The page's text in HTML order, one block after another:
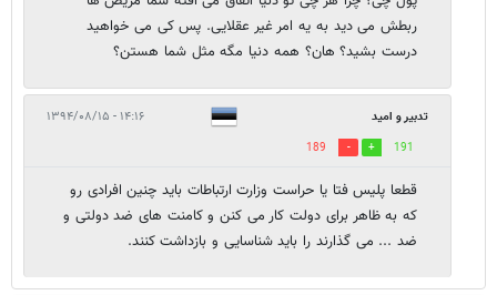
ربطش می دید به یه امر غیر عقلایی. پس کی می خواهید
درست بشید؟ هان؟ همه دنیا مگه مثل شما هستن؟
تدبیر و امید ۱۴:۱۶ - ۱۳۹۴/۰۸/۱۵
191
189
قطعا پلیس فتا یا حراست وزارت ارتباطات باید چنین افرادی رو
که به ظاهر برای دولت کار می کنن و کامنت های ضد دولتی و
ضد ... می گذارند را باید شناسایی و بازداشت کنند.